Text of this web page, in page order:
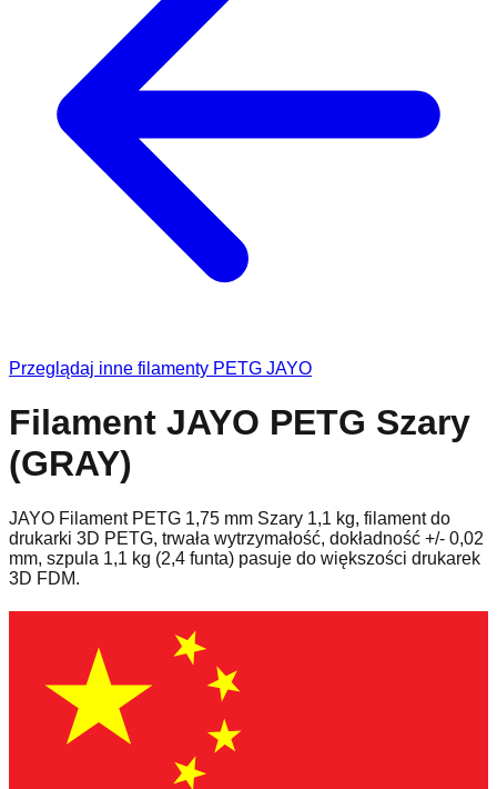
Przeglądaj inne filamenty PETG JAYO
Filament JAYO PETG Szary
(GRAY)
JAYO Filament PETG 1,75 mm Szary 1,1 kg, filament do
drukarki 3D PETG, trwała wytrzymałość, dokładność +/- 0,02
mm, szpula 1,1 kg (2,4 funta) pasuje do większości drukarek
3D FDM.